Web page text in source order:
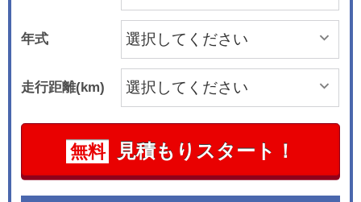
年式
走行距離(km)
無料 見積もりスタート！